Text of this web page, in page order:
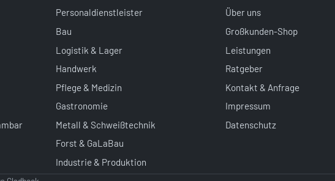
Personaldienstleister
Bau
Logistik & Lager
Handwerk
Pflege & Medizin
Gastronomie
Metall & Schweißtechnik
Forst & GaLaBau
Industrie & Produktion
Über uns
Großkunden-Shop
Leistungen
Ratgeber
Kontakt & Anfrage
Impressum
Datenschutz